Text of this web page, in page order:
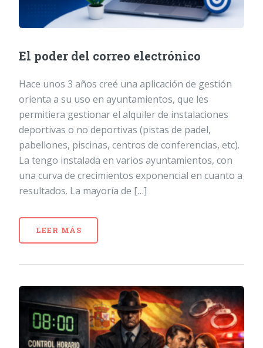
El poder del correo electrónico
Hace unos 3 años creé una aplicación de gestión
orienta a su uso en ayuntamientos, que les
permitiera gestionar el alquiler de instalaciones
deportivas o no deportivas (pistas de padel,
pabellones, piscinas, centros de conferencias, etc).
La tengo instalada en varios ayuntamientos, con
una curva de crecimientos exponencial en cuanto a
resultados. La mayoría de […]
LEER MÁS